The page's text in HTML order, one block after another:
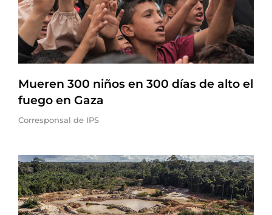
Mueren 300 niños en 300 días de alto el
fuego en Gaza
Corresponsal de IPS